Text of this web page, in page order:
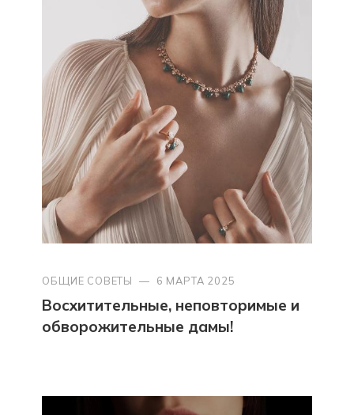
ОБЩИЕ СОВЕТЫ — 6 МАРТА 2025
Восхитительные, неповторимые и
обворожительные дамы!